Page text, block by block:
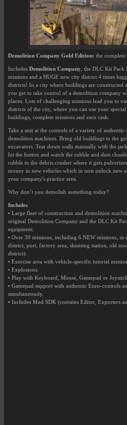
Demolition Company Gold Edition: the
Includes Demolition Company , the DLC Kit
missions and a HUGE new city district 4 times
districts! In a city where buildings are constructed
you get to take control of a demolition company
places. Lots of challenging missions lead you to
districts of the city, where you can use your
buildings, complete missions and earn cash.
Take a seat at the controls of a variety of authentic
demolition machines. Bring old buildings to the
excavators. Tear down walls manually with the
hit the button and watch the rubble and dust
rubble to the debris crusher where it gets
money in new vehicles which in turn unlock new
your company's practice area.
Why don’t you demolish something today?
Includes
• Large fleet of construction and demolition
original Demolition Company and the DLC Kit
equipment.
• Over 30 missions, including 6 NEW missions,
district, port, factory area, shunting station, old
district).
• Exercise area with vehicle-specific tutorial
• Explosions.
• Play with Keyboard, Mouse, Gamepad or Joystick.
• Gamepad support with authentic Euro-controls
simultaneously.
• Includes Mod SDK (contains Editor, Exporters